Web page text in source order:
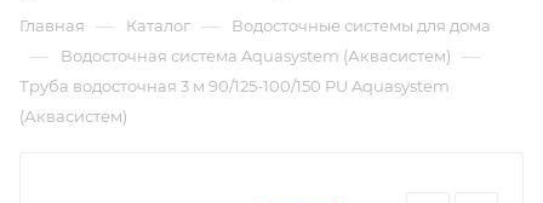
Главная — Каталог — Водосточные системы для дома
— Водосточная система Aquasystem (Аквасистем) —
Труба водосточная 3 м 90/125-100/150 PU Aquasystem
(Аквасистем)